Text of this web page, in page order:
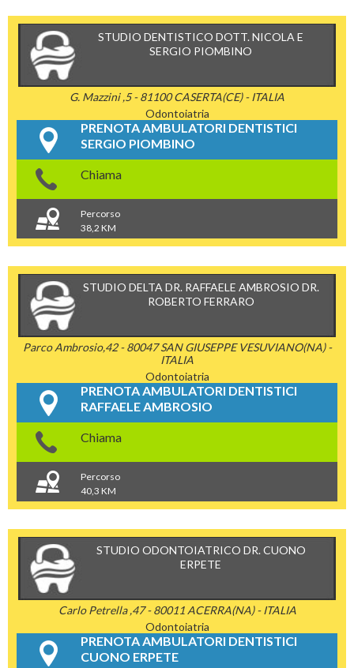
STUDIO DENTISTICO DOTT. NICOLA E
SERGIO PIOMBINO
G. Mazzini ,5 - 81100 CASERTA(CE) - ITALIA
Odontoiatria
PRENOTA AMBULATORI DENTISTICI
SERGIO PIOMBINO
Chiama
Percorso
38,2 KM
STUDIO DELTA DR. RAFFAELE AMBROSIO DR.
ROBERTO FERRARO
Parco Ambrosio,42 - 80047 SAN GIUSEPPE VESUVIANO(NA) -
ITALIA
Odontoiatria
PRENOTA AMBULATORI DENTISTICI
RAFFAELE AMBROSIO
Chiama
Percorso
40,3 KM
STUDIO ODONTOIATRICO DR. CUONO
ERPETE
Carlo Petrella ,47 - 80011 ACERRA(NA) - ITALIA
Odontoiatria
PRENOTA AMBULATORI DENTISTICI
CUONO ERPETE